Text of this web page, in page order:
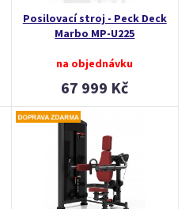
Posilovací stroj - Peck Deck
Marbo MP-U225
na objednávku
67 999 Kč